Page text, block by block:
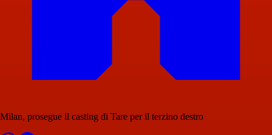
Milan, prosegue il casting di Tare per il terzino destro